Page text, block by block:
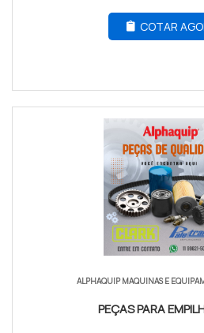
COTAR
ALPHAQUIP MAQUINAS E
PEÇAS PARA